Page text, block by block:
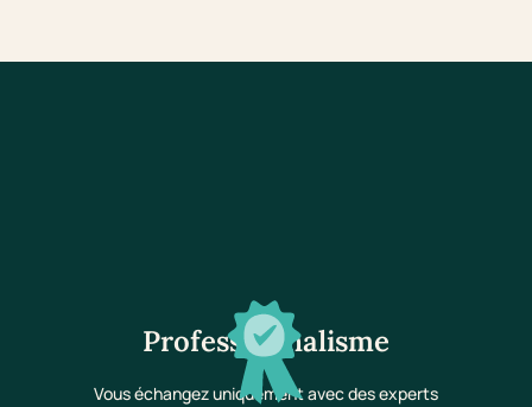
Professionnalisme
Vous échangez uniquement avec des experts